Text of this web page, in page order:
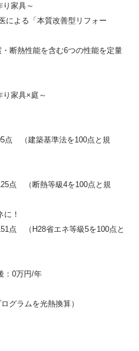
家具～
による「本質改善型リフォー
断熱性能を含む6つの性能を定量
家具×庭～
（建築基準法を100点と規
（断熱等級4を100点と規
に！
（H28省エネ等級5を100点と
0万円/年
グラムを光熱換算）